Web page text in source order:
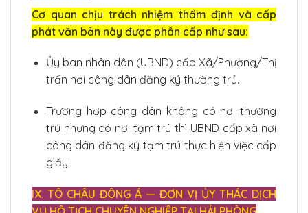
Cơ quan chịu trách nhiệm thẩm định và cấp
phát văn bản này được phân cấp như sau:
Ủy ban nhân dân (UBND) cấp Xã/Phường/Thị
trấn nơi công dân đăng ký thường trú.
Trường hợp công dân không có nơi thường
trú nhưng có nơi tạm trú thì UBND cấp xã nơi
công dân đăng ký tạm trú thực hiện việc cấp
giấy.
IX. TÔ CHÂU ĐÔNG Á — ĐƠN VỊ ỦY THÁC DỊCH